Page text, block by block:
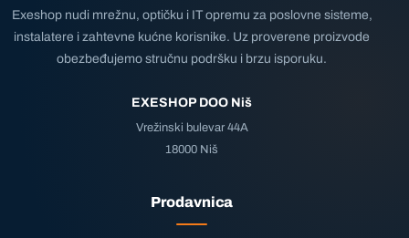
Exeshop nudi mrežnu, optičku i IT opremu za poslovne sisteme,
instalatere i zahtevne kućne korisnike. Uz proverene proizvode
obezbeđujemo stručnu podršku i brzu isporuku.
EXESHOP DOO Niš
Vrežinski bulevar 44A
18000 Niš
Prodavnica